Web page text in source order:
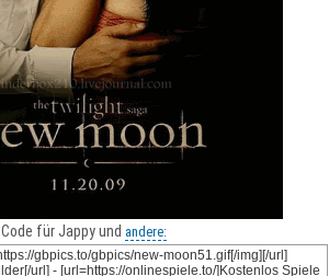
Code für Jappy und andere: